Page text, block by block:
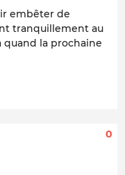
embêter de
tranquillement au
quand la prochaine
0